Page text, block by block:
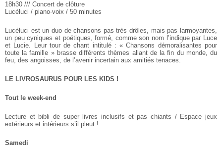
18h30 /// Concert de clôture
Lucéluci / piano-voix / 50 minutes
Lucéluci est un duo de chansons pas très drôles, mais pas larmoyantes,
un peu cyniques et poétiques, formé, comme son nom l’indique par Luce
et Lucie. Leur tour de chant intitulé : « Chansons démoralisantes pour
toute la famille » brasse différents thèmes allant de la fin du monde, du
feu, des angoisses, de l’avenir incertain aux amitiés tenaces.
LE LIVROSAURUS POUR LES KIDS !
Tout le week-end
Lecture et bibli de super livres inclusifs et pas chiants / Espace jeux
extérieurs et intérieurs s’il pleut !
Samedi